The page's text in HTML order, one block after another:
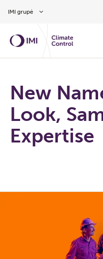
IMI grupė
New
Look,
Expertise